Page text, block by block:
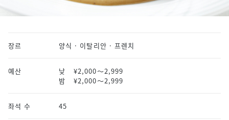
장르 양식 · 이탈리안 · 프렌치
예산 낮
¥2,000〜2,999
밤
¥2,000〜2,999
좌석 수 45